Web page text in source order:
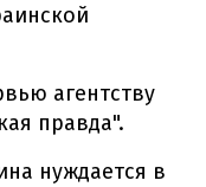
агентству
правда".
нуждается в